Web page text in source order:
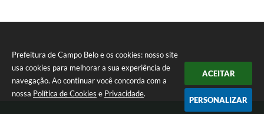
Prefeitura de Campo Belo e os cookies: nosso site
usa cookies para melhorar a sua experiência de
navegação. Ao continuar você concorda com a
nossa Política de Cookies e Privacidade.
ACEITAR
PERSONALIZAR